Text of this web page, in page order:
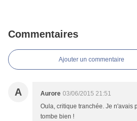
Commentaires
Ajouter un commentaire
A Aurore 03/06/2015 21:51
Oula, critique tranchée. Je n'avais
tombe bien !